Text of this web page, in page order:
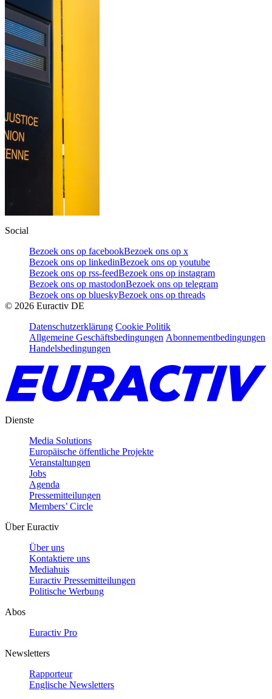
Social
Bezoek ons op facebookBezoek ons op x
Bezoek ons op linkedinBezoek ons op youtube
Bezoek ons op rss-feedBezoek ons op instagram
Bezoek ons op mastodonBezoek ons op telegram
Bezoek ons op blueskyBezoek ons op threads
© 2026 Euractiv DE
Datenschutzerklärung Cookie Politik
Allgemeine Geschäftsbedingungen Abonnementbedingungen
Handelsbedingungen
Dienste
Media Solutions
Europäische öffentliche Projekte
Veranstaltungen
Jobs
Agenda
Pressemitteilungen
Members’ Circle
Über Euractiv
Über uns
Kontaktiere uns
Mediahuis
Euractiv Pressemitteilungen
Politische Werbung
Abos
Euractiv Pro
Newsletters
Rapporteur
Englische Newsletters